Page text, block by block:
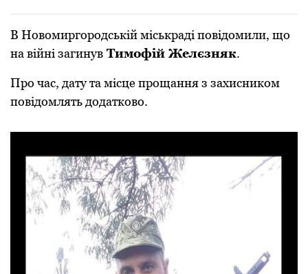
В Новомиргородській міськраді повідомили, що
на війні загинув Тимофій Желєзняк.
Про час, дату та місце прощання з захисником
повідомлять додатково.